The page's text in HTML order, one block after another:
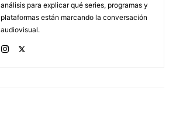
análisis para explicar qué series, programas y
plataformas están marcando la conversación
audiovisual.